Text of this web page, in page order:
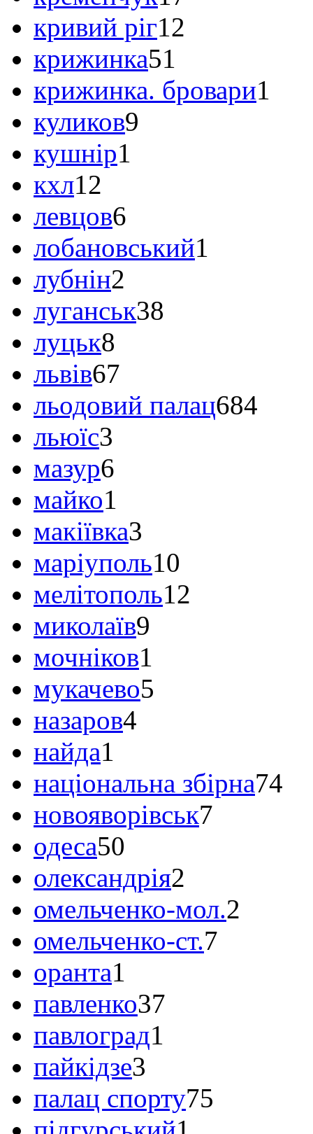
кривий ріг12
крижинка51
крижинка. бровари1
куликов9
кушнір1
кхл12
левцов6
лобановський1
лубнін2
луганськ38
луцьк8
львів67
льодовий палац684
льюїс3
мазур6
майко1
макіївка3
маріуполь10
мелітополь12
миколаїв9
мочніков1
мукачево5
назаров4
найда1
національна збірна74
новояворівськ7
одеса50
олександрія2
омельченко-мол.2
омельченко-ст.7
оранта1
павленко37
павлоград1
пайкідзе3
палац спорту75